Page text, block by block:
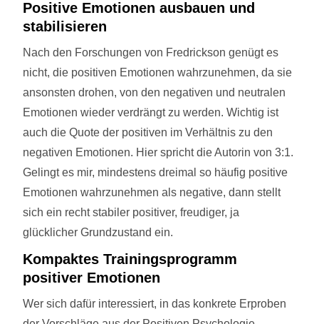
Positive Emotionen ausbauen und
stabilisieren
Nach den Forschungen von Fredrickson genügt es
nicht, die positiven Emotionen wahrzunehmen, da sie
ansonsten drohen, von den negativen und neutralen
Emotionen wieder verdrängt zu werden. Wichtig ist
auch die Quote der positiven im Verhältnis zu den
negativen Emotionen. Hier spricht die Autorin von 3:1.
Gelingt es mir, mindestens dreimal so häufig positive
Emotionen wahrzunehmen als negative, dann stellt
sich ein recht stabiler positiver, freudiger, ja
glücklicher Grundzustand ein.
Kompaktes Trainingsprogramm
positiver Emotionen
Wer sich dafür interessiert, in das konkrete Erproben